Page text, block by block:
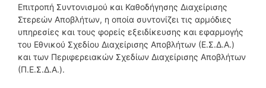
Επιτροπή Συντονισμού και Καθοδήγησης Διαχείρισης
Στερεών Αποβλήτων, η οποία συντονίζει τις αρμόδιες
υπηρεσίες και τους φορείς εξειδίκευσης και εφαρμογής
του Εθνικού Σχεδίου Διαχείρισης Αποβλήτων (Ε.Σ.Δ.Α.)
και των Περιφερειακών Σχεδίων Διαχείρισης Αποβλήτων
(Π.Ε.Σ.Δ.Α.).